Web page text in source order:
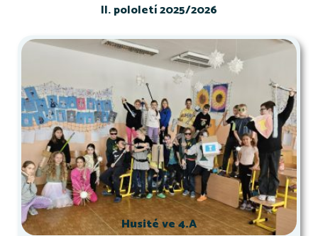
II. pololetí 2025/2026
Husité ve 4.A